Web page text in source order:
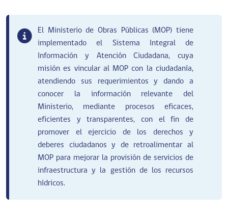
El Ministerio de Obras Públicas (MOP) tiene
implementado el Sistema Integral de
Información y Atención Ciudadana, cuya
misión es vincular al MOP con la ciudadanía,
atendiendo sus requerimientos y dando a
conocer la información relevante del
Ministerio, mediante procesos eficaces,
eficientes y transparentes, con el fin de
promover el ejercicio de los derechos y
deberes ciudadanos y de retroalimentar al
MOP para mejorar la provisión de servicios de
infraestructura y la gestión de los recursos
hídricos.